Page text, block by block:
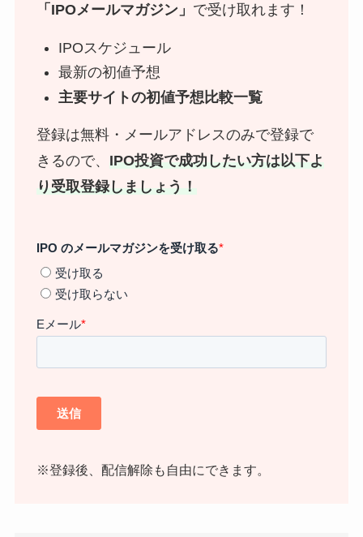
「IPOメールマガジン」 で受け取れます！
IPOスケジュール
最新の初値予想
主要サイトの初値予想比較一覧
登録は無料・メールアドレスのみで登録で
きるので、 IPO投資で成功したい方は以下よ
り受取登録しましょう！
※登録後、配信解除も自由にできます。